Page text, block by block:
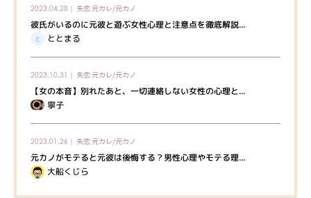
2023.04.28｜ 失恋元カレ/元カノ
彼氏がいるのに元彼と遊ぶ女性心理と注意点を徹底解説...
ととまる
2023.10.31｜ 失恋元カレ/元カノ
【女の本音】別れたあと、一切連絡しない女性の心理と...
寧子
2023.01.26｜ 失恋元カレ/元カノ
元カノがモテると元彼は後悔する？男性心理やモテる理...
大船くじら